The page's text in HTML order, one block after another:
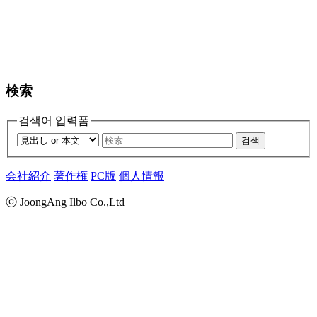
検索
검색어 입력폼
검색
会社紹介 著作権 PC版 個人情報
ⓒ JoongAng Ilbo Co.,Ltd